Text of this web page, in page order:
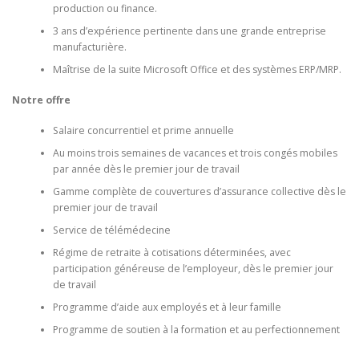
production ou finance.
3 ans d’expérience pertinente dans une grande entreprise
manufacturière.
Maîtrise de la suite Microsoft Office et des systèmes ERP/MRP.
Notre offre
Salaire concurrentiel et prime annuelle
Au moins trois semaines de vacances et trois congés mobiles
par année dès le premier jour de travail
Gamme complète de couvertures d’assurance collective dès le
premier jour de travail
Service de télémédecine
Régime de retraite à cotisations déterminées, avec
participation généreuse de l’employeur, dès le premier jour
de travail
Programme d’aide aux employés et à leur famille
Programme de soutien à la formation et au perfectionnement